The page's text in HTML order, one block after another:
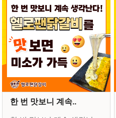
한 번 맛보니 계속..